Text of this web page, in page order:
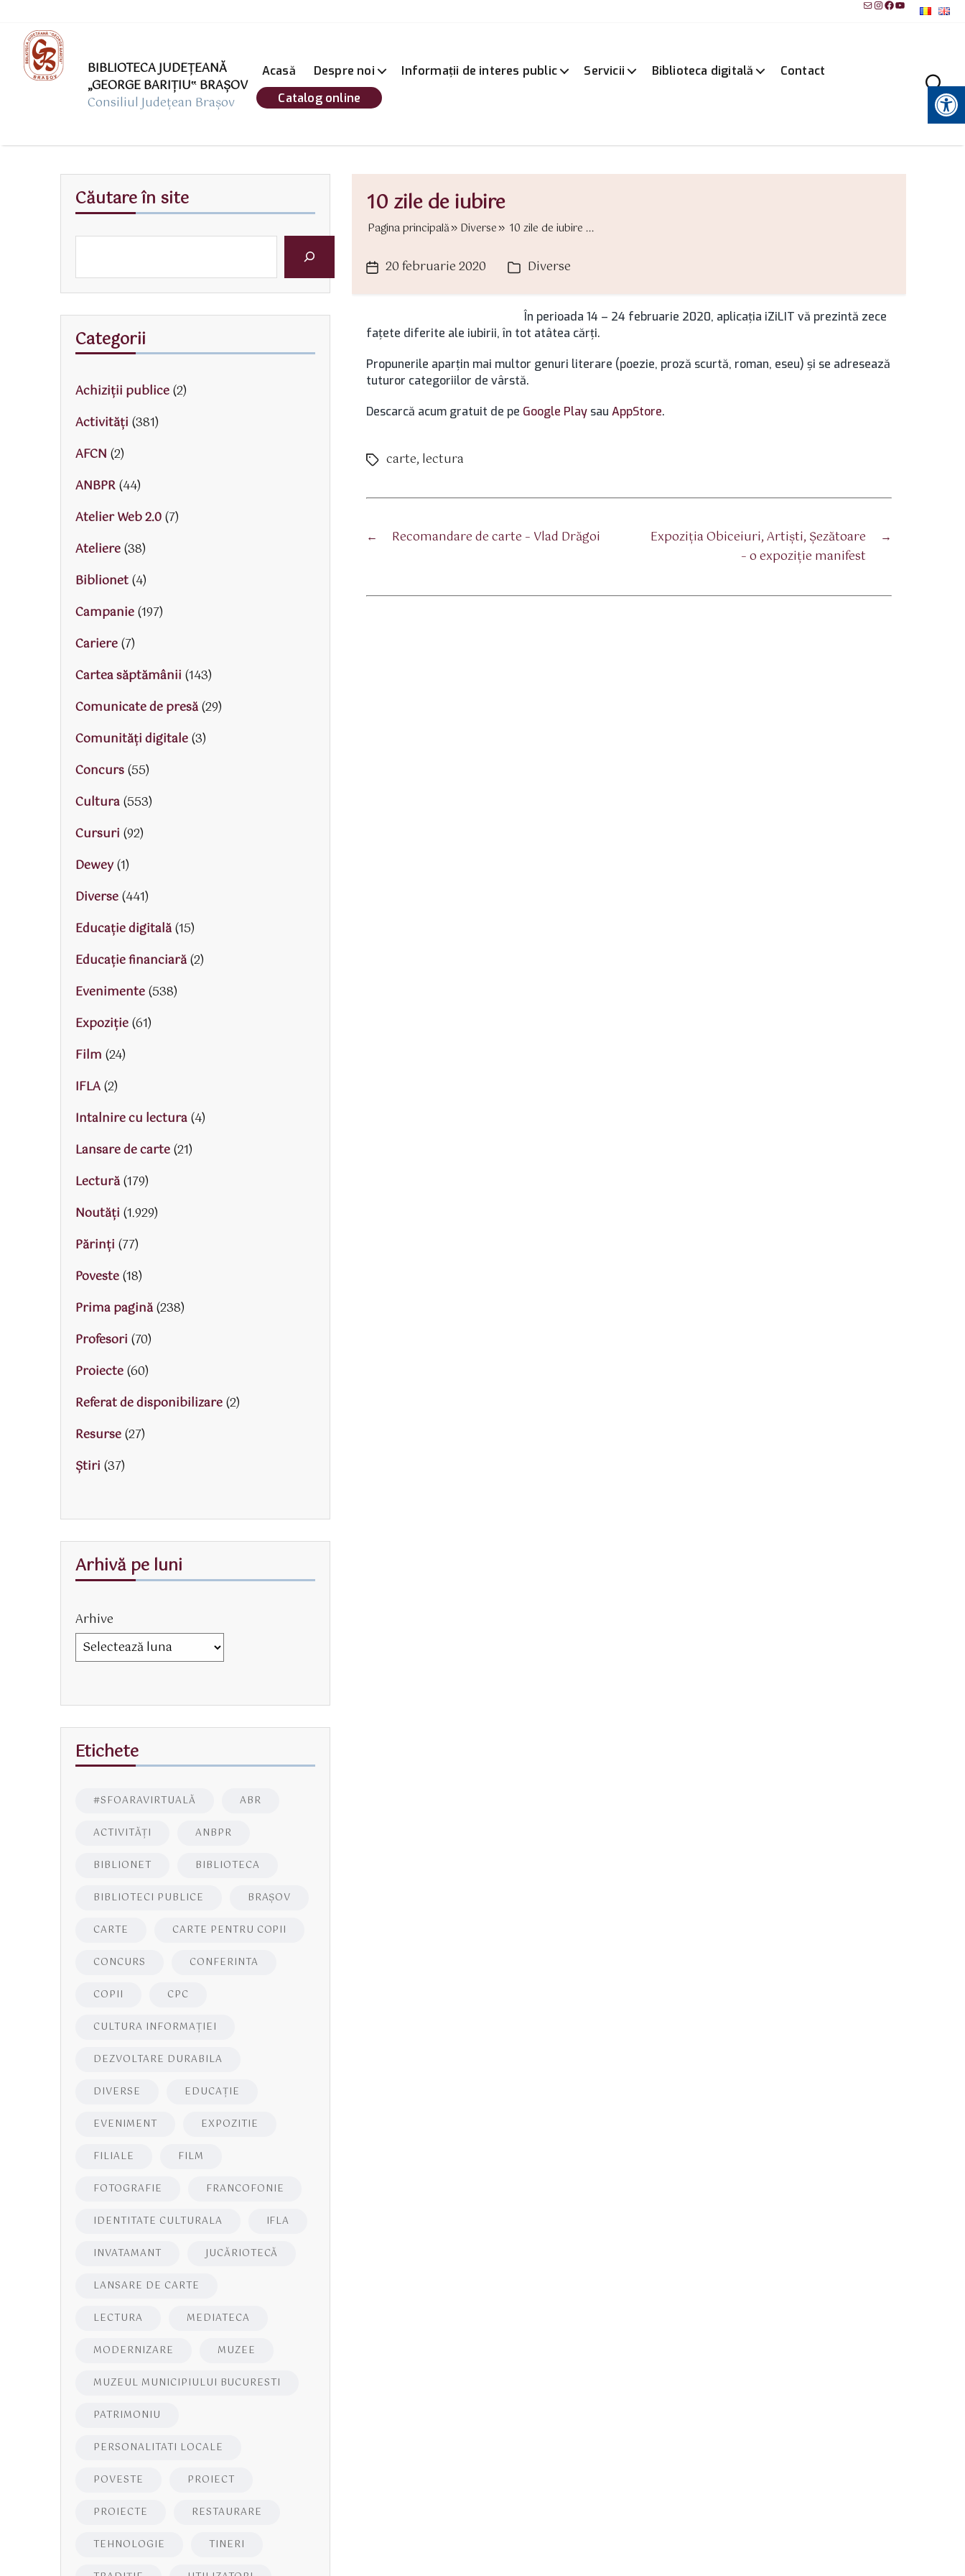
MailInstagram
Facebook
YouTube
BIBLIOTECA JUDEȚEANĂ
„GEORGE BARIŢIU‟ BRAŞOV
Consiliul Județean Brașov
Acasă Despre noi Informații de interes public Servicii Biblioteca digitală
Contact
Catalog online
Instrumente pentru accesibilitate
10 zile de iubire
Pagina principală Diverse 10 zile de iubire ...
Dată20 februarie 2020 Categorii
Diverse
În perioada 14 – 24 februarie 2020, aplicația iZiLIT vă prezintă zece
fațete diferite ale iubirii, în tot atâtea cărți.
Propunerile aparțin mai multor genuri literare (poezie, proză scurtă, roman, eseu) și se adresează
tuturor categoriilor de vârstă.
Descarcă acum gratuit de pe Google Play sau AppStore.
Etichete
carte, lectura
← Recomandare de carte – Vlad Drăgoi →
Expoziţia Obiceiuri, Artişti, Şezătoare
– o expoziţie manifest
Căutare în site
Categorii
Achiziții publice(2)
Activităţi (381)
AFCN (2)
ANBPR(44)
Atelier Web 2.0(7)
Ateliere(38)
Biblionet(4)
Campanie(197)
Cariere(7)
Cartea săptămânii (143)
Comunicate de presă(29)
Comunități digitale(3)
Concurs(55)
Cultura(553)
Cursuri (92)
Dewey(1)
Diverse(441)
Educaţie digitală(15)
Educaţie financiară(2)
Evenimente(538)
Expoziție(61)
Film (24)
IFLA(2)
Intalnire cu lectura(4)
Lansare de carte(21)
Lectură(179)
Noutăți (1.929)
Părinţi (77)
Poveste(18)
Prima pagină(238)
Profesori (70)
Proiecte(60)
Referat de disponibilizare(2)
Resurse(27)
Știri (37)
Arhivă pe luni
Arhive
Etichete
#SFOARAVIRTUALĂ ABR
ACTIVITĂŢI ANBPR
BIBLIONET BIBLIOTECA
BIBLIOTECI PUBLICE BRAŞOV
CARTE CARTE PENTRU COPII
CONCURS CONFERINTA
COPII CPC
CULTURA INFORMAŢIEI
DEZVOLTARE DURABILA
DIVERSE EDUCAŢIE
EVENIMENT EXPOZITIE
FILIALE FILM
FOTOGRAFIE FRANCOFONIE
IDENTITATE CULTURALA IFLA
INVATAMANT JUCĂRIOTECĂ
LANSARE DE CARTE
LECTURA MEDIATECA
MODERNIZARE MUZEE
MUZEUL MUNICIPIULUI BUCURESTI
PATRIMONIU
PERSONALITATI LOCALE
POVESTE PROIECT
PROIECTE RESTAURARE
TEHNOLOGIE TINERI